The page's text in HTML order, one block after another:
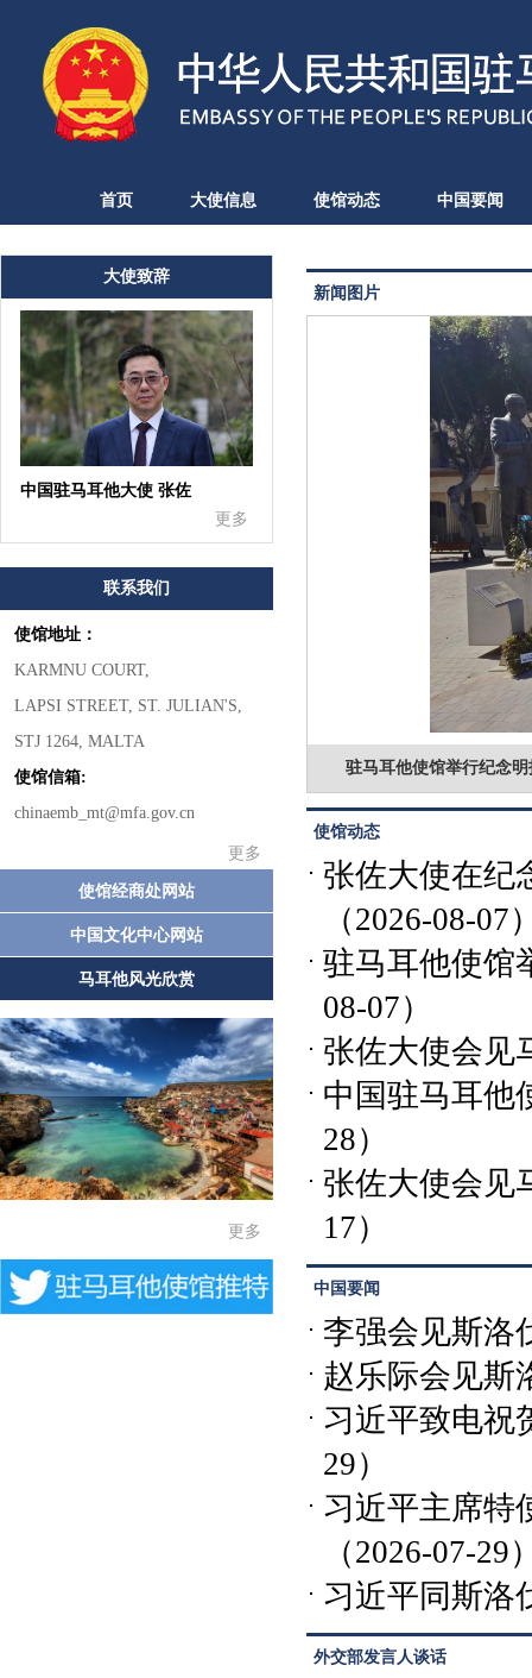
首页 大使信息 使馆动态 中国要闻
大使致辞
中国驻马耳他大使 张佐
更多
联系我们
使馆地址：
KARMNU COURT,
LAPSI STREET, ST. JULIAN'S,
STJ 1264, MALTA
使馆信箱:
chinaemb_mt@mfa.gov.cn
更多
使馆经商处网站
中国文化中心网站
马耳他风光欣赏
更多
新闻图片
驻马耳他使馆举行纪念
使馆动态
张佐大使在纪
（2026-08-07
驻马耳他使馆
08-07）
张佐大使会见
中国驻马耳他
28）
张佐大使会见
17）
中国要闻
李强会见斯洛
赵乐际会见斯
习近平致电祝
29）
习近平主席特
（2026-07-29
习近平同斯洛
外交部发言人谈话